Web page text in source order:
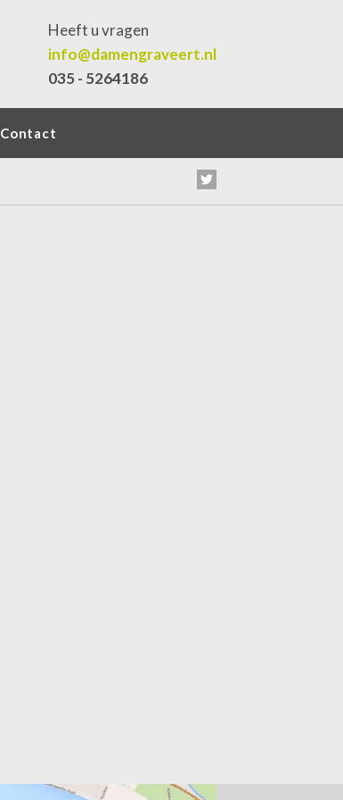
Heeft u vragen
info@damengraveert.nl
035 - 5264186
Contact